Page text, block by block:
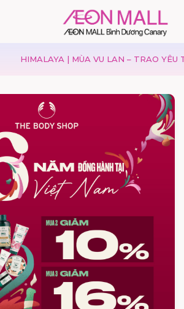
HIMALAYA | MÙA VU LAN – TRAO YÊU